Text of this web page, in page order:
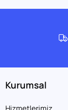
Kurumsal